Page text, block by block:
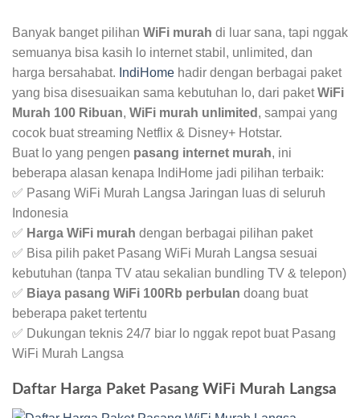
Banyak banget pilihan WiFi murah di luar sana, tapi nggak
semuanya bisa kasih lo internet stabil, unlimited, dan
harga bersahabat. IndiHome hadir dengan berbagai paket
yang bisa disesuaikan sama kebutuhan lo, dari paketWiFi
Murah 100 Ribuan, WiFi murah unlimited , sampai yang
cocok buat streaming Netflix & Disney+ Hotstar.
Buat lo yang pengen pasang internet murah, ini
beberapa alasan kenapa IndiHome jadi pilihan terbaik:
✅ Pasang WiFi Murah Langsa Jaringan luas di seluruh
Indonesia
✅ Harga WiFi murah dengan berbagai pilihan paket
✅ Bisa pilih paket Pasang WiFi Murah Langsa sesuai
kebutuhan (tanpa TV atau sekalian bundling TV & telepon)
✅ Biaya pasang WiFi 100Rb perbulan doang buat
beberapa paket tertentu
✅ Dukungan teknis 24/7 biar lo nggak repot buat Pasang
WiFi Murah Langsa
Daftar Harga Paket Pasang WiFi Murah Langsa